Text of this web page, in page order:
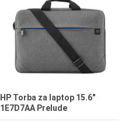
HP Torba za laptop 15.6"
1E7D7AA Prelude